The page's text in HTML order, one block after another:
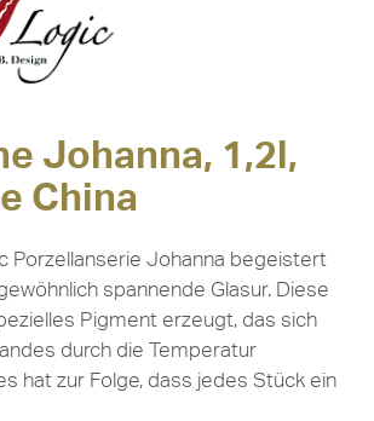
Johanna, 1,2l,
China
Porzellanserie Johanna begeistert
spannende Glasur. Diese
Pigment erzeugt, das sich
durch die Temperatur
hat zur Folge, dass jedes Stück ein